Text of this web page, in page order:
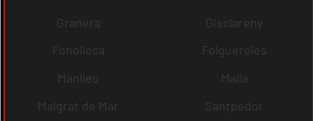
Granera
Gisclareny
Fonollosa
Folgueroles
Manlleu
Malla
Malgrat de Mar
Santpedor